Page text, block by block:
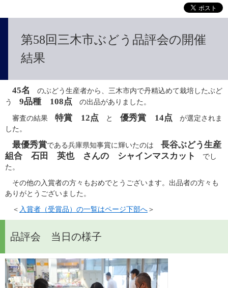
第58回三木市ぶどう品評会の開催
結果
45名
のぶどう生産者から、三木市内で丹精込めて栽培したぶど
う 9品種　108点 の出品がありました。
審査の結果 特賞　12点 と 優秀賞　14点 が選定されま
した。
最優秀賞である兵庫県知事賞に輝いたのは 長谷ぶどう生産
組合　石田　英也　さんの　シャインマスカット
でし
た。
その他の入賞者の方々もおめでとうございます。出品者の方々も
ありがとうございました。
＜ 入賞者（受賞品）の一覧はページ下部へ ＞
品評会 当日の様子